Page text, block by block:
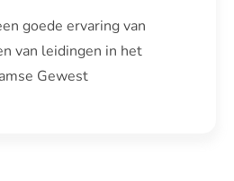
goede ervaring van
van leidingen in het
Gewest